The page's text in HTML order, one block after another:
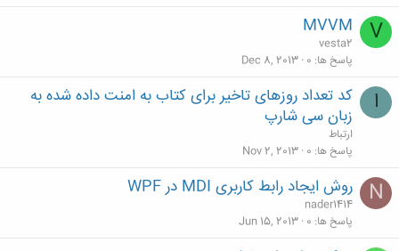
V
MVVM
vesta2
پاسخ ها 0
Dec 8, 2013
ا
کد تعداد روزهای تاخیر برای کتاب به امنت داده شده به
زبان سی شارپ
ارتباط
پاسخ ها 0
Nov 2, 2013
N روش ایجاد رابط کاربری MDI در WPF
nader1414
پاسخ ها 0
Jun 15, 2013